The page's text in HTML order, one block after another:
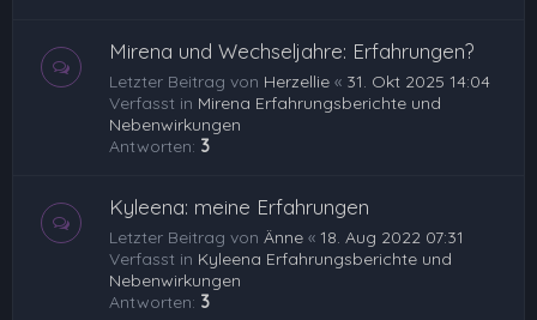
Mirena und Wechseljahre: Erfahrungen?
Letzter Beitrag von Herzellie « 31. Okt 2025 14:04
Verfasst in Mirena Erfahrungsberichte und
Nebenwirkungen
Antworten: 3
Kyleena: meine Erfahrungen
Letzter Beitrag von Änne « 18. Aug 2022 07:31
Verfasst in Kyleena Erfahrungsberichte und
Nebenwirkungen
Antworten: 3